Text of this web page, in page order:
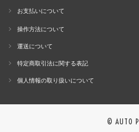
お支払いについて
操作方法について
運送について
特定商取引法に関する表記
個人情報の取り扱いについて
© AUTO